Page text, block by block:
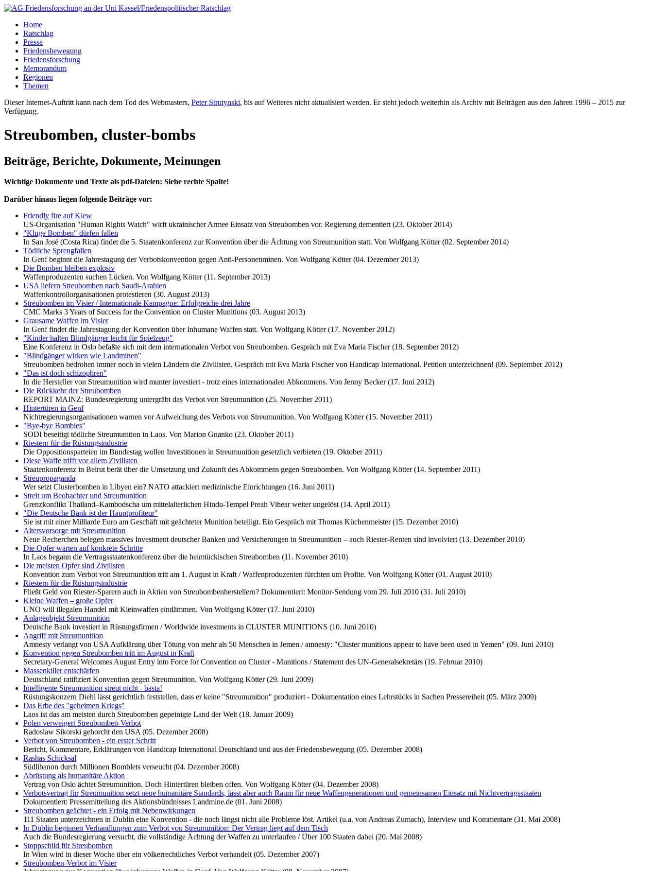
Home
Ratschlag
Presse
Friedensbewegung
Friedensforschung
Memorandum
Regionen
Themen
Dieser Internet-Auftritt kann nach dem Tod des Webmasters, Peter Strutynski, bis auf Weiteres nicht aktualisiert werden. Er steht jedoch weiterhin als Archiv mit Beiträgen aus den Jahren 1996 – 2015 zur
Verfügung.
Streubomben, cluster-bombs
Beiträge, Berichte, Dokumente, Meinungen
Wichtige Dokumente und Texte als pdf-Dateien: Siehe rechte Spalte!
Darüber hinaus liegen folgende Beiträge vor:
Friendly fire auf Kiew
US-Organisation "Human Rights Watch" wirft ukrainischer Armee Einsatz von Streubomben vor. Regierung dementiert (23. Oktober 2014)
"Kluge Bomben" dürfen fallen
In San José (Costa Rica) findet die 5. Staatenkonferenz zur Konvention über die Ächtung von Streumunition statt. Von Wolfgang Kötter (02. September 2014)
Tödliche Sprengfallen
In Genf beginnt die Jahrestagung der Verbotskonvention gegen Anti-Personenminen. Von Wolfgang Kötter (04. Dezember 2013)
Die Bomben bleiben explosiv
Waffenproduzenten suchen Lücken. Von Wolfgang Kötter (11. September 2013)
USA liefern Streubomben nach Saudi-Arabien
Waffenkontrollorganisationen protestieren (30. August 2013)
Streubomben im Visier / Internationale Kampagne: Erfolgreiche drei Jahre
CMC Marks 3 Years of Success for the Convention on Cluster Munitions (03. August 2013)
Grausame Waffen im Visier
In Genf findet die Jahrestagung der Konvention über Inhumane Waffen statt. Von Wolfgang Kötter (17. November 2012)
"Kinder halten Blindgänger leicht für Spielzeug"
Eine Konferenz in Oslo befaßte sich mit dem internationalen Verbot von Streubomben. Gespräch mit Eva Maria Fischer (18. September 2012)
"Blindgänger wirken wie Landminen"
Streubomben bedrohen immer noch in vielen Ländern die Zivilisten. Gespräch mit Eva Maria Fischer von Handicap International. Petition unterzeichnen! (09. September 2012)
"Das ist doch schizophren"
In die Hersteller von Streumunition wird munter investiert - trotz eines internationalen Abkommens. Von Jenny Becker (17. Juni 2012)
Die Rückkehr der Streubomben
REPORT MAINZ: Bundesregierung untergräbt das Verbot von Streumunition (25. November 2011)
Hintertüren in Genf
Nichtregierungsorganisationen warnen vor Aufweichung des Verbots von Streumunition. Von Wolfgang Kötter (15. November 2011)
"Bye-bye Bombies"
SODI beseitigt tödliche Streumunition in Laos. Von Marion Gnanko (23. Oktober 2011)
Riestern für die Rüstungsindustrie
Die Oppositionsparteien im Bundestag wollen Investitionen in Streumunition gesetzlich verbieten (19. Oktober 2011)
Diese Waffe trifft vor allem Zivilisten
Staatenkonferenz in Beirut berät über die Umsetzung und Zukunft des Abkommens gegen Streubomben. Von Wolfgang Kötter (14. September 2011)
Streupropaganda
Wer setzt Clusterbomben in Libyen ein? NATO attackiert medizinische Einrichtungen (16. Juni 2011)
Streit um Beobachter und Streumunition
Grenzkonflikt Thailand–Kambodscha um mittelalterlichen Hindu-Tempel Preah Vihear weiter ungelöst (14. April 2011)
"Die Deutsche Bank ist der Hauptprofiteur"
Sie ist mit einer Milliarde Euro am Geschäft mit geächteter Munition beteiligt. Ein Gespräch mit Thomas Küchenmeister (15. Dezember 2010)
Altersvorsorge mit Streumunition
Neue Recherchen belegen massives Investment deutscher Banken und Versicherungen in Streumunition – auch Riester-Renten sind involviert (13. Dezember 2010)
Die Opfer warten auf konkrete Schritte
In Laos begann die Vertragsstaatenkonferenz über die heimtückischen Streubomben (11. November 2010)
Die meisten Opfer sind Zivilisten
Konvention zum Verbot von Streumunition tritt am 1. August in Kraft / Waffenproduzenten fürchten um Profite. Von Wolfgang Kötter (01. August 2010)
Riestern für die Rüstungsindustrie
Fließt Geld von Riester-Sparern auch in Aktien von Streubombenherstellern? Dokumentiert: Monitor-Sendung vom 29. Juli 2010 (31. Juli 2010)
Kleine Waffen – große Opfer
UNO will illegalen Handel mit Kleinwaffen eindämmen. Von Wolfgang Kötter (17. Juni 2010)
Anlageobjekt Streumunition
Deutsche Bank investiert in Rüstungsfirmen / Worldwide investments in CLUSTER MUNITIONS (10. Juni 2010)
Angriff mit Streumunition
Amnesty verlangt von USA Aufklärung über Tötung von mehr als 50 Menschen in Jemen / amnesty: "Cluster munitions appear to have been used in Yemen" (09. Juni 2010)
Konvention gegen Streubomben tritt im August in Kraft
Secretary-General Welcomes August Entry into Force for Convention on Cluster - Munitions / Statement des UN-Generalsekretärs (19. Februar 2010)
Massenkiller entschärfen
Deutschland ratifiziert Konvention gegen Streumunition. Von Wolfgang Kötter (29. Juni 2009)
Intelligente Streumunition streut nicht - basta!
Rüstungskonzern Diehl lässt gerichtlich feststellen, dass er keine "Streumunition" produziert - Dokumentation eines Lehrstücks in Sachen Pressereiheit (05. März 2009)
Das Erbe des "geheimen Kriegs"
Laos ist das am meisten durch Streubomben gepeinigte Land der Welt (18. Januar 2009)
Polen verweigert Streubomben-Verbot
Radoslaw Sikorski gehorcht den USA (05. Dezember 2008)
Verbot von Streubomben - ein erster Schritt
Bericht, Kommentare, Erklärungen von Handicap International Deutschland und aus der Friedensbewegung (05. Dezember 2008)
Rashas Schicksal
Südlibanon durch Millionen Bomblets verseucht (04. Dezember 2008)
Abrüstung als humanitäre Aktion
Vertrag von Oslo ächtet Streumunition. Doch Hintertüren bleiben offen. Von Wolfgang Kötter (04. Dezember 2008)
Verbotsvertrag für Streumunition setzt neue humanitäre Standards, lässt aber auch Raum für neue Waffengenerationen und gemeinsamen Einsatz mit Nichtvertragsstaaten
Dokumentiert: Pressemitteilung des Aktionsbündnisses Landmine.de (01. Juni 2008)
Streubomben geächtet - ein Erfolg mit Nebenwirkungen
111 Staaten unterzeichnen in Dublin eine Konvention - die noch längst nicht alle Probleme löst. Artikel (u.a. von Andreas Zumach), Interview und Kommentare (31. Mai 2008)
In Dublin beginnen Verhandlungen zum Verbot von Streumunition: Der Vertrag liegt auf dem Tisch
Auch die Bundesregierung versucht, die vollständige Ächtung der Waffen zu unterlaufen / Über 100 Staaten dabei (20. Mai 2008)
Stoppschild für Streubomben
In Wien wird in dieser Woche über ein völkerrechtliches Verbot verhandelt (05. Dezember 2007)
Streubomben-Verbot im Visier